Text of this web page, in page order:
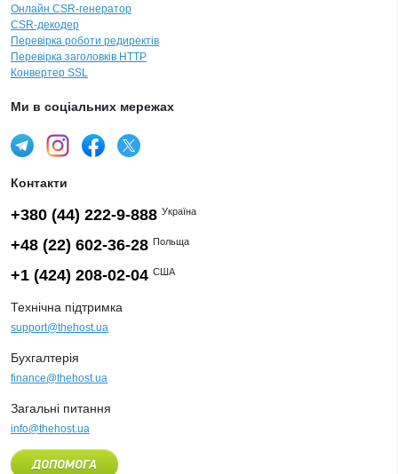
Онлайн CSR-генератор
CSR-декодер
Перевірка роботи редиректів
Перевірка заголовків HTTP
Конвертер SSL
Ми в соціальних мережах
Контакти
+380 (44) 222-9-888 Україна
+48 (22) 602-36-28 Польща
+1 (424) 208-02-04 США
Технічна підтримка
support@thehost.ua
Бухгалтерія
finance@thehost.ua
Загальні питання
info@thehost.ua
ДОПОМОГА